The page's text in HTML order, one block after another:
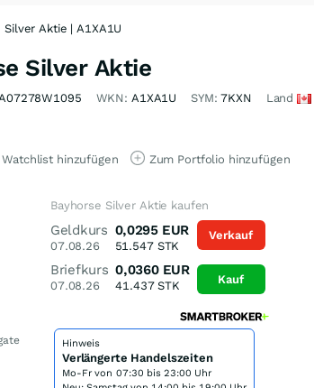
Silver Aktie | A1XA1U
Silver Aktie
WKN: A1XA1U SYM:7KXN Land
Watchlist hinzufügen Zum Portfolio hinzufügen
Bayhorse Silver Aktie kaufen
Geldkurs
07.08.26
0,0295 EUR
51.547STK
Briefkurs
07.08.26
0,0360 EUR
41.437STK
Verkauf
Kauf
Hinweis
Verlängerte Handelszeiten
Mo-Fr von 07:30 bis 23:00 Uhr